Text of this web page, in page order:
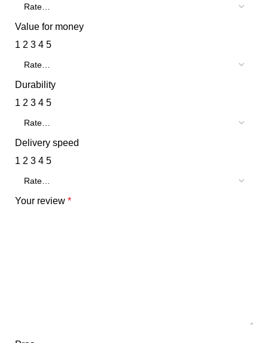
Value for money
1 2 3 4 5
Durability
1 2 3 4 5
Delivery speed
1 2 3 4 5
Your review *